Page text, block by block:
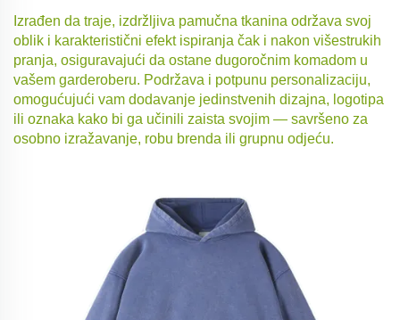
Izrađen da traje, izdržljiva pamučna tkanina održava svoj
oblik i karakteristični efekt ispiranja čak i nakon višestrukih
pranja, osiguravajući da ostane dugoročnim komadom u
vašem garderoberu. Podržava i potpunu personalizaciju,
omogućujući vam dodavanje jedinstvenih dizajna, logotipa
ili oznaka kako bi ga učinili zaista svojim — savršeno za
osobno izražavanje, robu brenda ili grupnu odjeću.